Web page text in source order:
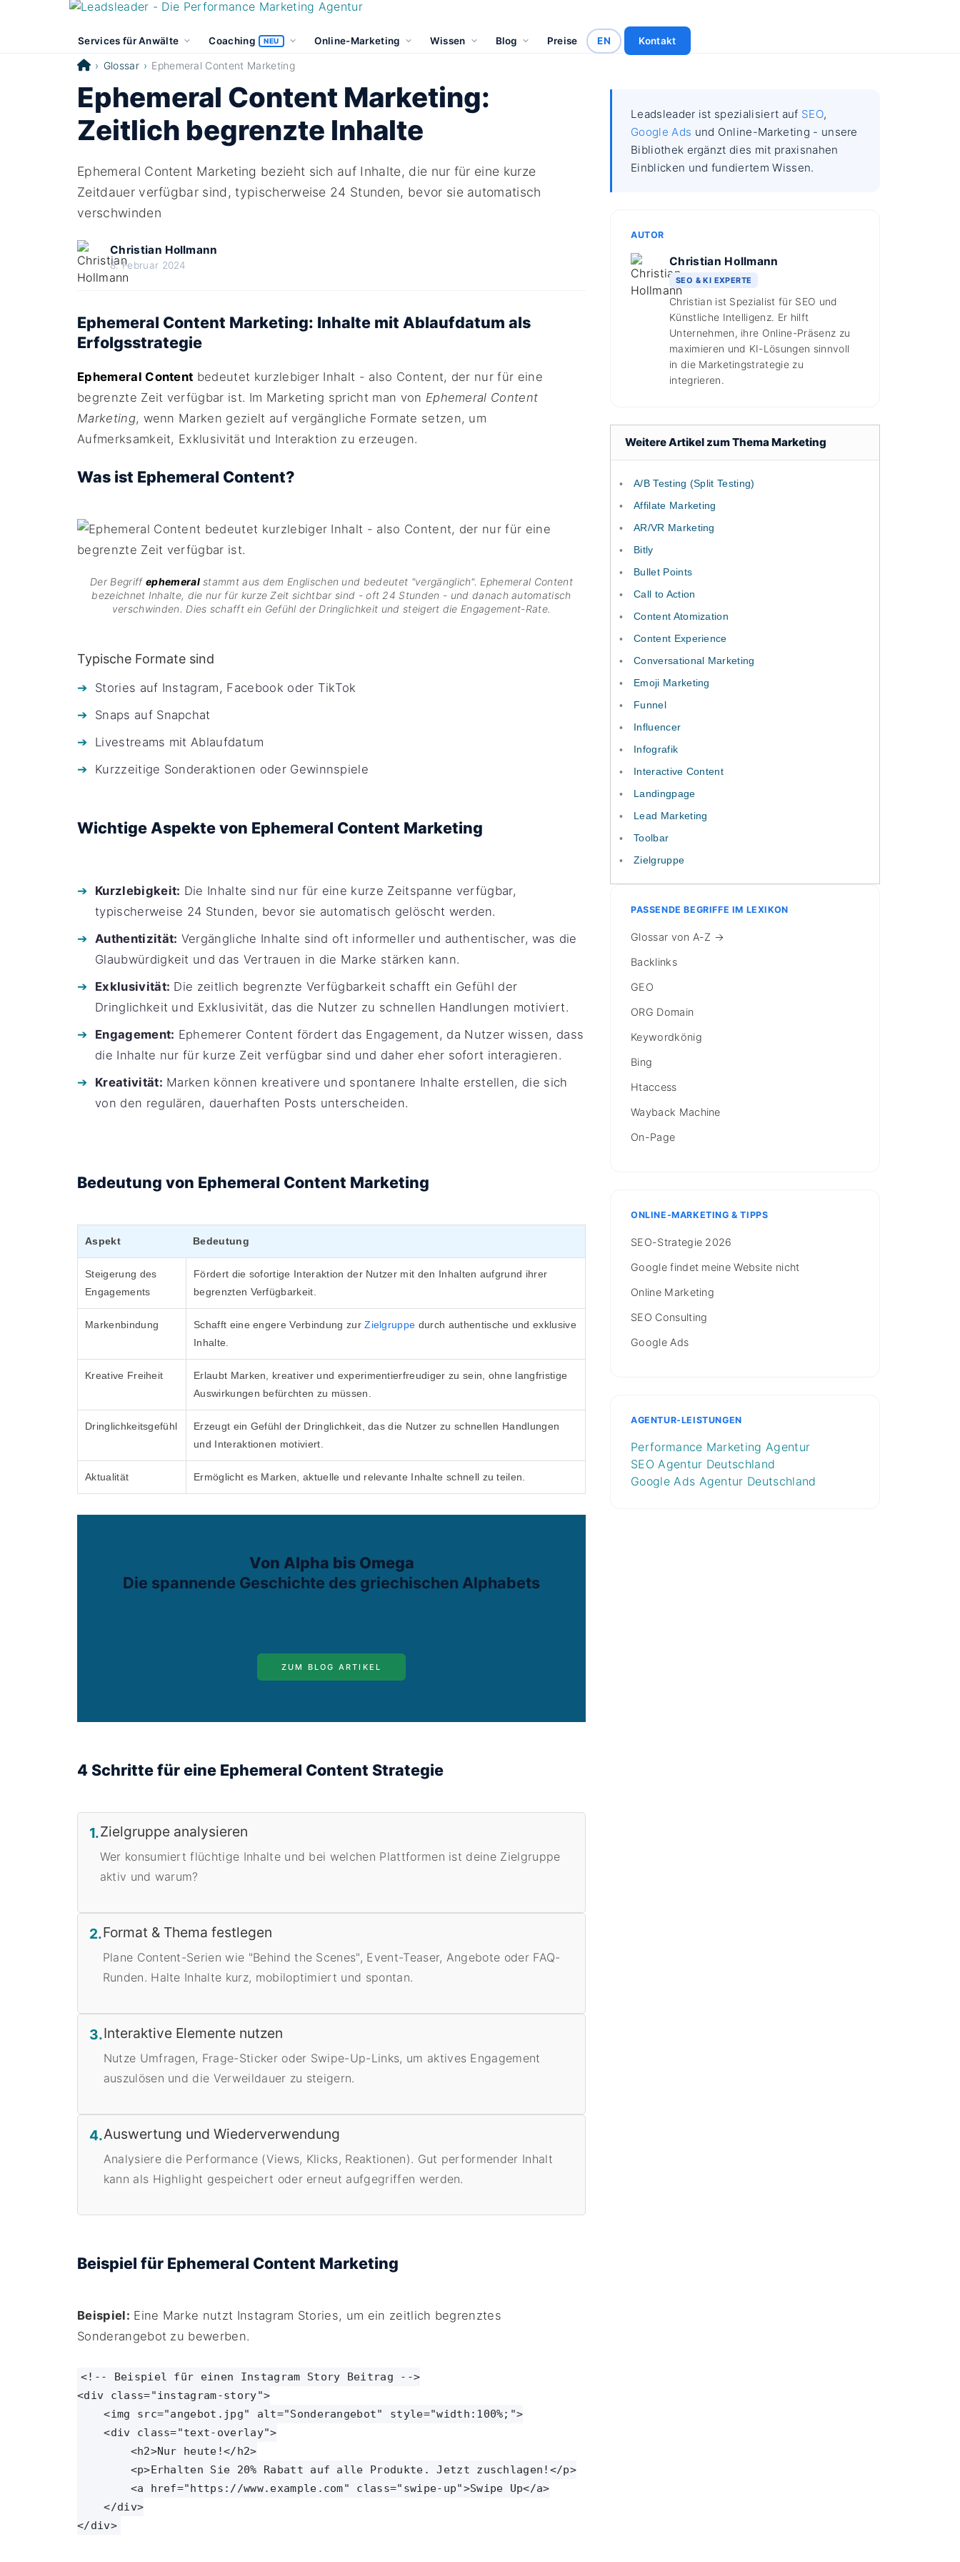
Services für Anwälte Coaching NEU Online-Marketing Wissen Blog Preise EN Kontakt
Glossar Ephemeral Content Marketing
Ephemeral Content Marketing:
Zeitlich begrenzte Inhalte
Ephemeral Content Marketing bezieht sich auf Inhalte, die nur für eine kurze
Zeitdauer verfügbar sind, typischerweise 24 Stunden, bevor sie automatisch
verschwinden
Christian Hollmann
8. Februar 2024
Ephemeral Content Marketing: Inhalte mit Ablaufdatum als
Erfolgsstrategie
Ephemeral Content bedeutet kurzlebiger Inhalt - also Content, der nur für eine
begrenzte Zeit verfügbar ist. Im Marketing spricht man von Ephemeral Content
Marketing, wenn Marken gezielt auf vergängliche Formate setzen, um
Aufmerksamkeit, Exklusivität und Interaktion zu erzeugen.
Was ist Ephemeral Content?
Der Begriff ephemeralstammt aus dem Englischen und bedeutet "vergänglich". Ephemeral Content
bezeichnet Inhalte, die nur für kurze Zeit sichtbar sind - oft 24 Stunden - und danach automatisch
verschwinden. Dies schafft ein Gefühl der Dringlichkeit und steigert die Engagement-Rate.
Typische Formate sind
Stories auf Instagram, Facebook oder TikTok
Snaps auf Snapchat
Livestreams mit Ablaufdatum
Kurzzeitige Sonderaktionen oder Gewinnspiele
Wichtige Aspekte von Ephemeral Content Marketing
Kurzlebigkeit: Die Inhalte sind nur für eine kurze Zeitspanne verfügbar,
typischerweise 24 Stunden, bevor sie automatisch gelöscht werden.
Authentizität: Vergängliche Inhalte sind oft informeller und authentischer, was die
Glaubwürdigkeit und das Vertrauen in die Marke stärken kann.
Exklusivität: Die zeitlich begrenzte Verfügbarkeit schafft ein Gefühl der
Dringlichkeit und Exklusivität, das die Nutzer zu schnellen Handlungen motiviert.
Engagement: Ephemerer Content fördert das Engagement, da Nutzer wissen, dass
die Inhalte nur für kurze Zeit verfügbar sind und daher eher sofort interagieren.
Kreativität: Marken können kreativere und spontanere Inhalte erstellen, die sich
von den regulären, dauerhaften Posts unterscheiden.
Bedeutung von Ephemeral Content Marketing
Aspekt Bedeutung
Steigerung des
Engagements
Fördert die sofortige Interaktion der Nutzer mit den Inhalten aufgrund ihrer
begrenzten Verfügbarkeit.
Markenbindung Schafft eine engere Verbindung zurZielgruppe durch authentische und exklusive
Inhalte.
Kreative Freiheit
Erlaubt Marken, kreativer und experimentierfreudiger zu sein, ohne langfristige
Auswirkungen befürchten zu müssen.
Dringlichkeitsgefühl
Erzeugt ein Gefühl der Dringlichkeit, das die Nutzer zu schnellen Handlungen
und Interaktionen motiviert.
Aktualität Ermöglicht es Marken, aktuelle und relevante Inhalte schnell zu teilen.
Von Alpha bis Omega
Die spannende Geschichte des griechischen Alphabets
ZUM BLOG ARTIKEL
4 Schritte für eine Ephemeral Content Strategie
1.Zielgruppe analysieren
Wer konsumiert flüchtige Inhalte und bei welchen Plattformen ist deine Zielgruppe
aktiv und warum?
2.Format & Thema festlegen
Plane Content-Serien wie "Behind the Scenes", Event-Teaser, Angebote oder FAQ-
Runden. Halte Inhalte kurz, mobiloptimiert und spontan.
3.Interaktive Elemente nutzen
Nutze Umfragen, Frage-Sticker oder Swipe-Up-Links, um aktives Engagement
auszulösen und die Verweildauer zu steigern.
4.Auswertung und Wiederverwendung
Analysiere die Performance (Views, Klicks, Reaktionen). Gut performender Inhalt
kann als Highlight gespeichert oder erneut aufgegriffen werden.
Beispiel für Ephemeral Content Marketing
Beispiel: Eine Marke nutzt Instagram Stories, um ein zeitlich begrenztes
Sonderangebot zu bewerben.
<!-- Beispiel für einen Instagram Story Beitrag -->
<div class="instagram-story">
    <img src="angebot.jpg" alt="Sonderangebot" style="width:100%;">
    <div class="text-overlay">
        <h2>Nur heute!</h2>
        <p>Erhalten Sie 20% Rabatt auf alle Produkte. Jetzt zuschlagen!</p>
        <a href="https://www.example.com" class="swipe-up">Swipe Up</a>
    </div>
</div>
Leadsleader ist spezialisiert auf SEO,
Google Ads und Online-Marketing - unsere
Bibliothek ergänzt dies mit praxisnahen
Einblicken und fundiertem Wissen.
AUTOR
Christian Hollmann
SEO & KI EXPERTE
Christian ist Spezialist für SEO und
Künstliche Intelligenz. Er hilft
Unternehmen, ihre Online-Präsenz zu
maximieren und KI-Lösungen sinnvoll
in die Marketingstrategie zu
integrieren.
Weitere Artikel zum Thema Marketing
A/B Testing (Split Testing)
Affilate Marketing
AR/VR Marketing
Bitly
Bullet Points
Call to Action
Content Atomization
Content Experience
Conversational Marketing
Emoji Marketing
Funnel
Influencer
Infografik
Interactive Content
Landingpage
Lead Marketing
Toolbar
Zielgruppe
PASSENDE BEGRIFFE IM LEXIKON
Glossar von A-Z →
Backlinks
GEO
ORG Domain
Keywordkönig
Bing
Htaccess
Wayback Machine
On-Page
ONLINE-MARKETING & TIPPS
SEO-Strategie 2026
Google findet meine Website nicht
Online Marketing
SEO Consulting
Google Ads
AGENTUR-LEISTUNGEN
Performance Marketing Agentur
SEO Agentur Deutschland
Google Ads Agentur Deutschland